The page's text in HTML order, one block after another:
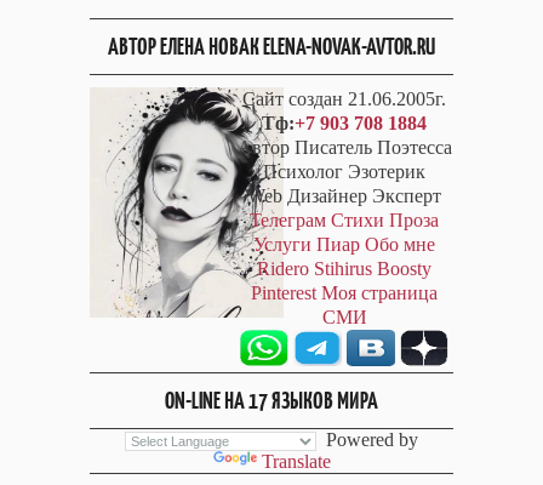
АВТОР ЕЛЕНА НОВАК ELENA-NOVAK-AVTOR.RU
Сайт создан 21.06.2005г.
Тф:+7 903 708 1884
Автор Писатель Поэтесса
Психолог Эзотерик
Web Дизайнер Эксперт
Телеграм Стихи Проза
Услуги Пиар Обо мне
Ridero Stihirus Boosty
Pinterest Моя страница
СМИ
ON-LINE НА 17 ЯЗЫКОВ МИРА
Powered by
Translate